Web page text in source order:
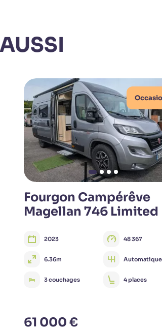
Fourgon Campérêve
Magellan 746 Limited
2023 48 367
6.36m Automatique
3 couchages 4 places
61 000 €